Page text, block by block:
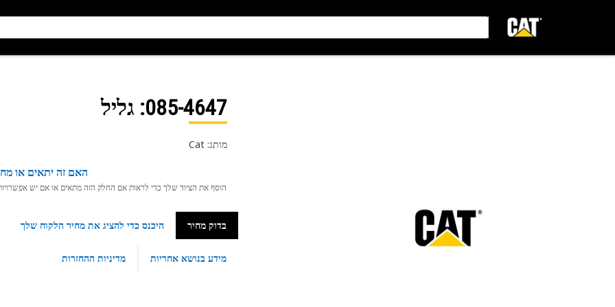
085-4647: גליל
מותג: Cat
האם זה יתאים או
הוסף את הציוד שלך כדי לראות אם החלק הזה מתאים או אם יש אפשרויות
בדוק מחיר היכנס כדי להציג את מחיר הלקוח שלך
מידע בנושא אחריות מדיניות ההחזרות